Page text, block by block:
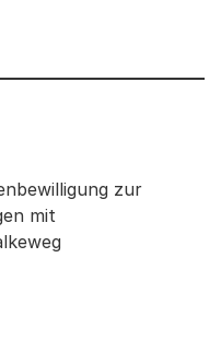
Geschäft
zur
mit